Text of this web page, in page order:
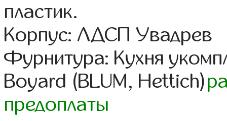
пластик.
Корпус: ЛДСП Увадрев
Фурнитура: Кухня
Boyard (BLUM, Hettich)
предоплаты